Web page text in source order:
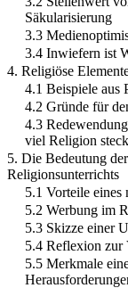
Säkularisierung
3.3
3.4 Inwiefern ist
4. Religiöse
4.1 Beispiele aus
4.2 Gründe für
4.3
viel Religion
5. Die Bedeutung
Religionsunterrichts
5.1 Vorteile eines
5.2 Werbung im
5.3 Skizze einer
5.4 Reflexion zur
5.5 Merkmale